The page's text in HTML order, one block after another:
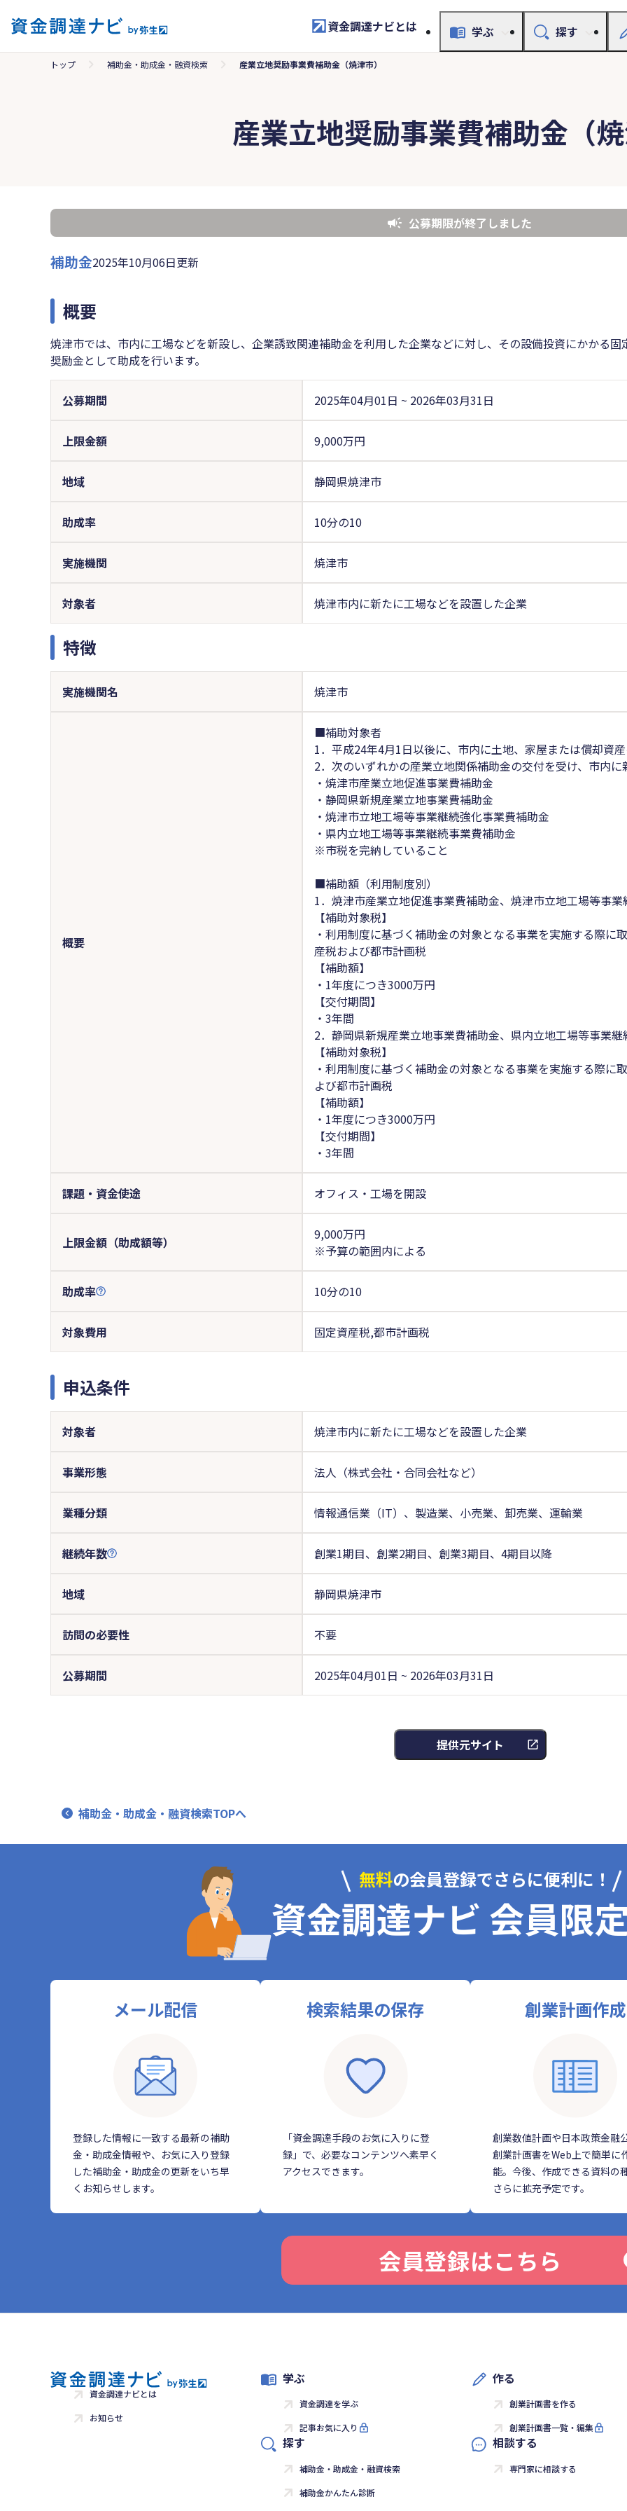
資金調達ナビとは 学ぶ 探す
トップ 補助金・助成金・融資検索 産業立地奨励事業費補助金（焼津市）
産業立地奨励事業費補助金（
公募期限が終了しました
補助金2025年10月06日更新
概要
焼津市では、市内に工場などを新設し、企業誘致関連補助金を利用した企業などに対し、その設備投資にかかる
奨励金として助成を行います。
公募期間 2025年04月01日 ~ 2026年03月31日
上限金額 9,000万円
地域 静岡県焼津市
助成率 10分の10
実施機関 焼津市
対象者 焼津市内に新たに工場などを設置した企業
特徴
実施機関名 焼津市
概要
■補助対象者
1．平成24年4月1日以後に、市内に土地、家屋または償却資
2．次のいずれかの産業立地関係補助金の交付を受け、市内
・焼津市産業立地促進事業費補助金
・静岡県新規産業立地事業費補助金
・焼津市立地工場等事業継続強化事業費補助金
・県内立地工場等事業継続事業費補助金
※市税を完納していること
■補助額（利用制度別）
1．焼津市産業立地促進事業費補助金、焼津市立地工場等事
【補助対象税】
・利用制度に基づく補助金の対象となる事業を実施する際
産税および都市計画税
【補助額】
・1年度につき3000万円
【交付期間】
・3年間
2．静岡県新規産業立地事業費補助金、県内立地工場等事業
【補助対象税】
・利用制度に基づく補助金の対象となる事業を実施する際
よび都市計画税
【補助額】
・1年度につき3000万円
【交付期間】
・3年間
課題・資金使途 オフィス・工場を開設
上限金額（助成額等）
9,000万円
※予算の範囲内による
助成率 10分の10
対象費用 固定資産税,都市計画税
申込条件
対象者 焼津市内に新たに工場などを設置した企業
事業形態 法人（株式会社・合同会社など）
業種分類 情報通信業（IT）、製造業、小売業、卸売業、運輸業
継続年数 創業1期目、創業2期目、創業3期目、4期目以降
地域 静岡県焼津市
訪問の必要性 不要
公募期間 2025年04月01日 ~ 2026年03月31日
提供元サイト
補助金・助成金・融資検索TOPへ
無料の会員登録でさらに便利に！
資金調達ナビ 会員限
メール配信
登録した情報に一致する最新の補助
金・助成金情報や、お気に入り登録
した補助金・助成金の更新をいち早
くお知らせします。
検索結果の保存
「資金調達手段のお気に入りに登
録」で、必要なコンテンツへ素早く
アクセスできます。
創業計画作成
創業数値計画や日本政策金融
創業計画書をWeb上で簡単に
能。今後、作成できる資料の
さらに拡充予定です。
会員登録はこちら
資金調達ナビとは
お知らせ
学ぶ
資金調達を学ぶ
記事お気に入り
探す
補助金・助成金・融資検索
補助金かんたん診断
作る
創業計画書を作る
創業計画書一覧・編集
相談する
専門家に相談する